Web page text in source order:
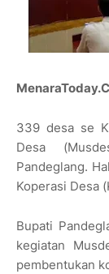
339 desa se
Desa
Pandeglang.
Koperasi Desa
Bupati
kegiatan
pembentukan